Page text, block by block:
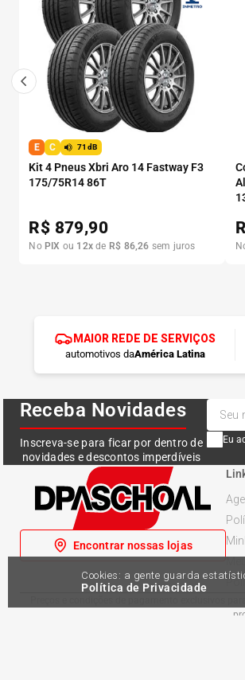
Cookies: a gente guarda
Política de Privacidade
E C 71dB
Kit 4 Pneus Xbri Aro 14 Fastway F3
175/75R14 86T
R$ 879,90
No PIX ou 12x de R$ 86,26 sem juros
MAIOR REDE DE SERVIÇOS
automotivos daAmérica Latina
Receba Novidades
Inscreva-se para ficar por dentro de
novidades e descontos imperdíveis
Eu
Encontrar nossas lojas